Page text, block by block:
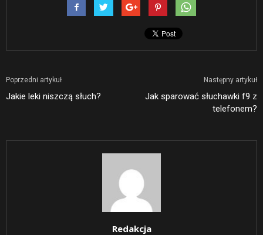
Poprzedni artykuł
Jakie leki niszczą słuch?
Następny artykuł
Jak sparować słuchawki f9 z
telefonem?
Redakcja